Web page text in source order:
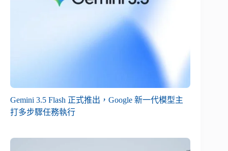
Gemini 3.5 Flash 正式推出，Google 新一代模型主
打多步驟任務執行